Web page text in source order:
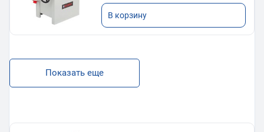
В корзину
Показать еще